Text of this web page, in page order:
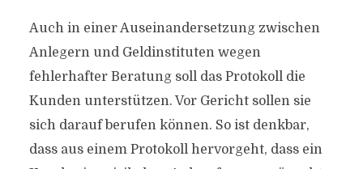
Auch in einer Auseinandersetzung zwischen
Anlegern und Geldinstituten wegen
fehlerhafter Beratung soll das Protokoll die
Kunden unterstützen. Vor Gericht sollen sie
sich darauf berufen können. So ist denkbar,
dass aus einem Protokoll hervorgeht, dass ein